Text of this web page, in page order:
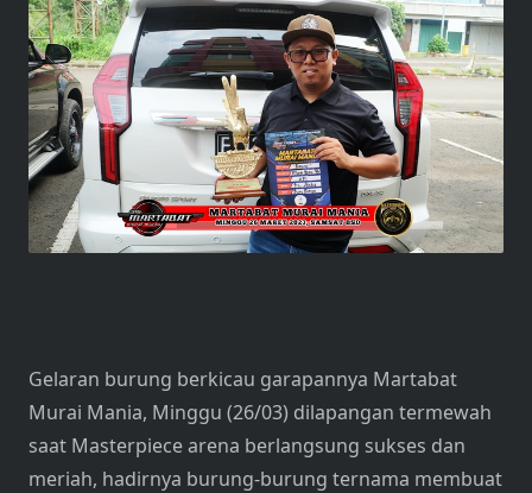
Gelaran burung berkicau garapannya Martabat
Murai Mania, Minggu (26/03) dilapangan termewah
saat Masterpiece arena berlangsung sukses dan
meriah, hadirnya burung-burung ternama membuat